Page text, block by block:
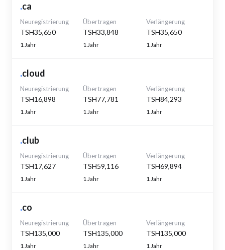
.ca
Neuregistrierung
TSH35,650
1 Jahr
Übertragen
TSH33,848
1 Jahr
Verlängerung
TSH35,650
1 Jahr
.cloud
Neuregistrierung
TSH16,898
1 Jahr
Übertragen
TSH77,781
1 Jahr
Verlängerung
TSH84,293
1 Jahr
.club
Neuregistrierung
TSH17,627
1 Jahr
Übertragen
TSH59,116
1 Jahr
Verlängerung
TSH69,894
1 Jahr
.co
Neuregistrierung
TSH135,000
1 Jahr
Übertragen
TSH135,000
1 Jahr
Verlängerung
TSH135,000
1 Jahr